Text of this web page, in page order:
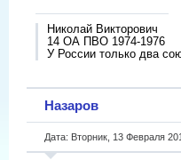
Николай Викторович
14 ОА ПВО 1974-1976
У России только два
Назаров
Дата: Вторник, 13 Февраля